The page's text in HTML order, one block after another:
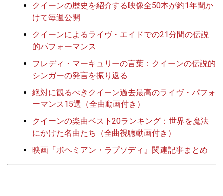
クイーンの歴史を紹介する映像全50本が約1年間か
けて毎週公開
クイーンによるライヴ・エイドでの21分間の伝説
的パフォーマンス
フレディ・マーキュリーの言葉：クイーンの伝説的
シンガーの発言を振り返る
絶対に観るべきクイーン過去最高のライヴ・パフォ
ーマンス15選（全曲動画付き）
クイーンの楽曲ベスト20ランキング：世界を魔法
にかけた名曲たち（全曲視聴動画付き）
映画『ボヘミアン・ラプソディ』関連記事まとめ